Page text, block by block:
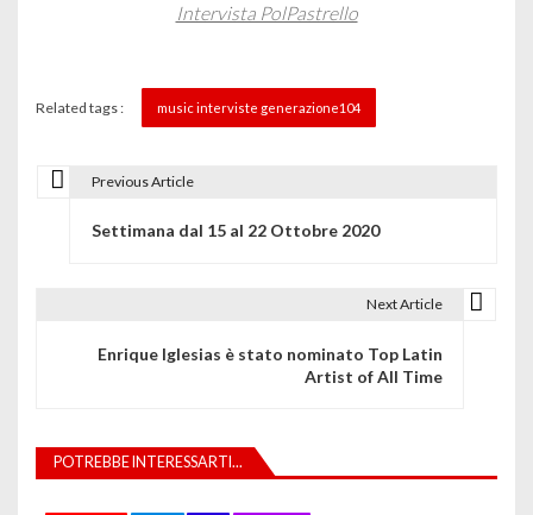
Intervista PolPastrello
Related tags : music interviste generazione104
z
Previous Article
Settimana dal 15 al 22 Ottobre 2020
Next Article
Enrique Iglesias è stato nominato Top Latin
Artist of All Time
POTREBBE INTERESSARTI...